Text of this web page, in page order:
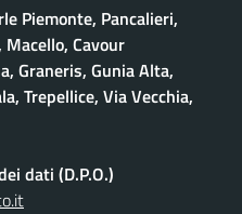
Piemonte, Pancalieri,
Cavour
Graneris, Gunia Alta,
Trepellice, Via Vecchia,
dati (D.P.O.)